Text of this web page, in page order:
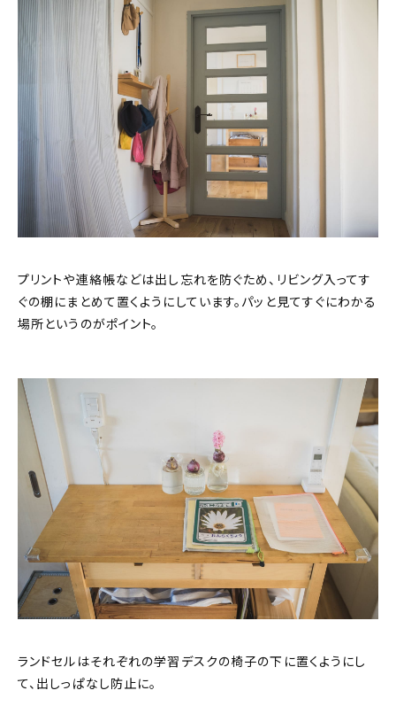
プリントや連絡帳などは出し忘れを防ぐため、リビング入ってす
ぐの棚にまとめて置くようにしています。パッと見てすぐにわかる
場所というのがポイント。
ランドセルはそれぞれの学習デスクの椅子の下に置くようにし
て、出しっぱなし防止に。